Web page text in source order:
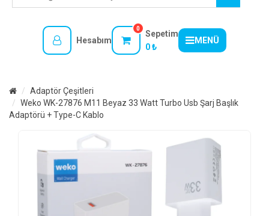
Hesabım
0
Sepetim
0 ₺
MENÜ
Adaptör Çeşitleri
Weko WK-27876 M11 Beyaz 33 Watt Turbo Usb Şarj Başlık
Adaptörü + Type-C Kablo